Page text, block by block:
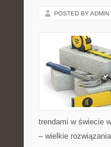
POSTED BY ADMIN
trendami w świecie
– wielkie